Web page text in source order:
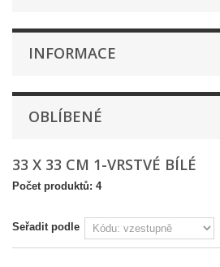
INFORMACE
OBLÍBENÉ
33 X 33 CM 1-VRSTVÉ BÍLÉ
Počet produktů: 4
Seřadit podle